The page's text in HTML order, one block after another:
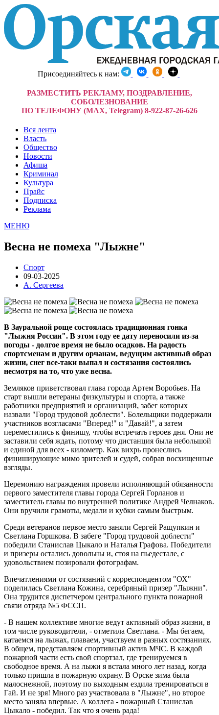
Присоединяйтесь к нам:
РАЗМЕСТИТЬ РЕКЛАМУ, ПОЗДРАВЛЕНИЕ,
СОБОЛЕЗНОВАНИЕ
ПО ТЕЛЕФОНУ (MAX, Telegram) 8-922-87-26-626
Вся лента
Власть
Общество
Новости
Афиша
Криминал
Культура
Прайс
Подписка
Реклама
МЕНЮ
Весна не помеха "Лыжне"
Спорт
09-03-2025
А. Сергеева
В Зауральной роще состоялась традиционная гонка
"Лыжня России". В этом году ее дату переносили из-за
погоды - долгое время не было осадков. На радость
спортсменам и другим орчанам, ведущим активный образ
жизни, снег все-таки выпал и состязания состоялись
несмотря на то, что уже весна.
Земляков приветствовал глава города Артем Воробьев. На
старт вышли ветераны физкультуры и спорта, а также
работники предприятий и организаций, забег которых
назвали "Город трудовой доблести". Болельщики поддержали
участников возгласами "Вперед!" и "Давай!", а затем
переместились к финишу, чтобы встречать героев дня. Они не
заставили себя ждать, потому что дистанция была небольшой
и единой для всех - километр. Как вихрь пронеслись
финиширующие мимо зрителей и судей, собрав восхищенные
взгляды.
Церемонию награждения провели исполняющий обязанности
первого заместителя главы города Сергей Горланов и
заместитель главы по внутренней политике Андрей Челнаков.
Они вручили грамоты, медали и кубки самым быстрым.
Среди ветеранов первое место заняли Сергей Ращупкин и
Светлана Горшкова. В забеге "Город трудовой доблести"
победили Станислав Цыкало и Наталья Графова. Победители
и призеры остались довольны и, стоя на пьедестале, с
удовольствием позировали фотографам.
Впечатлениями от состязаний с корреспондентом "ОХ"
поделилась Светлана Кожина, серебряный призер "Лыжни".
Она трудится диспетчером центрального пункта пожарной
связи отряда №5 ФССП.
- В нашем коллективе многие ведут активный образ жизни, в
том числе руководители, - отметила Светлана. - Мы бегаем,
катаемся на лыжах, плаваем, участвуем в разных состязаниях.
В общем, представляем спортивный актив МЧС. В каждой
пожарной части есть свой спортзал, где тренируемся в
свободное время. А на лыжи я встала много лет назад, когда
только пришла в пожарную охрану. В Орске зима была
малоснежной, поэтому по выходным ездила тренироваться в
Гай. И не зря! Много раз участвовала в "Лыжне", но второе
место заняла впервые. А коллега - пожарный Станислав
Цыкало - победил. Так что я очень рада!